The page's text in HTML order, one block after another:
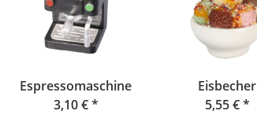
Espressomaschine
3,10 €*
Eisbecher
5,55 €*